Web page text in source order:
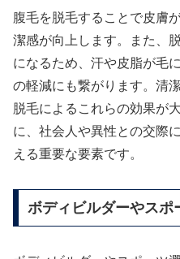
腹毛を脱毛することで皮膚
潔感が向上します。また、
になるため、汗や皮脂が毛
の軽減にも繋がります。清
脱毛によるこれらの効果が
に、社会人や異性との交際
える重要な要素です。
ボディビルダーやスポ